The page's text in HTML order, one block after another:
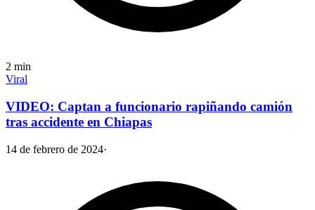
2 min
Viral
VIDEO: Captan a funcionario rapiñando camión
tras accidente en Chiapas
14 de febrero de 2024·